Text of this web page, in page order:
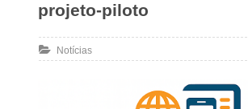
projeto-piloto
Notícias